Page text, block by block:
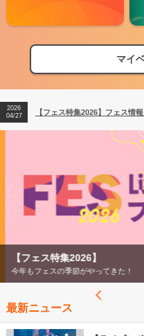
マイ
【フェス特集2026】フェス情報
【ライブ動員ランキング】
2026
04/27
【フェス特集2026】フェス情
2026
【ライブ動員ランキング】
【フェス特集2026】
今年もフェスの季節がやってきた！
最新ニュース